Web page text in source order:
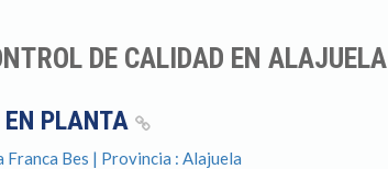
DE CALIDAD EN ALAJUELA
EN PLANTA
Bes | Provincia : Alajuela